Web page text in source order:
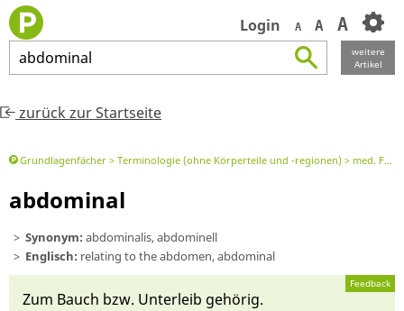
Login A A A
abdominal
weitere
Artikel
zurück zur Startseite
Grundlagenfächer Terminologie (ohne Körperteile und -regionen) med. Fachbegriff oder Element davon
abdominal
Synonym: abdominalis, abdominell
Englisch: relating to the abdomen, abdominal
Feedback
Zum Bauch bzw. Un­terleib gehö­rig.